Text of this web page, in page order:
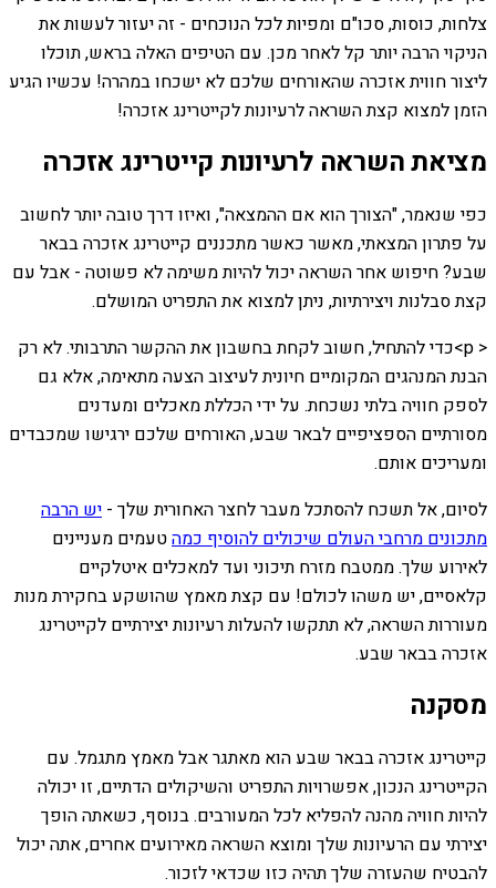
צלחות, כוסות, סכו"ם ומפיות לכל הנוכחים - זה יעזור לעשות את
הניקוי הרבה יותר קל לאחר מכן. עם הטיפים האלה בראש, תוכלו
ליצור חווית אזכרה שהאורחים שלכם לא ישכחו במהרה! עכשיו הגיע
הזמן למצוא קצת השראה לרעיונות לקייטרינג אזכרה!
מציאת השראה לרעיונות קייטרינג אזכרה
כפי שנאמר, "הצורך הוא אם ההמצאה", ואיזו דרך טובה יותר לחשוב
על פתרון המצאתי, מאשר כאשר מתכננים קייטרינג אזכרה בבאר
שבע? חיפוש אחר השראה יכול להיות משימה לא פשוטה - אבל עם
קצת סבלנות ויצירתיות, ניתן למצוא את התפריט המושלם.
< p>כדי להתחיל, חשוב לקחת בחשבון את ההקשר התרבותי. לא רק
הבנת המנהגים המקומיים חיונית לעיצוב הצעה מתאימה, אלא גם
לספק חוויה בלתי נשכחת. על ידי הכללת מאכלים ומעדנים
מסורתיים הספציפיים לבאר שבע, האורחים שלכם ירגישו שמכבדים
ומעריכים אותם.
לסיום, אל תשכח להסתכל מעבר לחצר האחורית שלך - יש הרבה
מתכונים מרחבי העולם שיכולים להוסיף כמהטעמים מעניינים
לאירוע שלך. ממטבח מזרח תיכוני ועד למאכלים איטלקיים
קלאסיים, יש משהו לכולם! עם קצת מאמץ שהושקע בחקירת מנות
מעוררות השראה, לא תתקשו להעלות רעיונות יצירתיים לקייטרינג
אזכרה בבאר שבע.
מסקנה
קייטרינג אזכרה בבאר שבע הוא מאתגר אבל מאמץ מתגמל. עם
הקייטרינג הנכון, אפשרויות התפריט והשיקולים הדתיים, זו יכולה
להיות חוויה מהנה להפליא לכל המעורבים. בנוסף, כשאתה הופך
יצירתי עם הרעיונות שלך ומוצא השראה מאירועים אחרים, אתה יכול
להבטיח שהעזרה שלך תהיה כזו שכדאי לזכור.